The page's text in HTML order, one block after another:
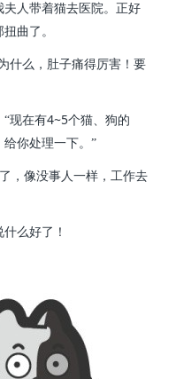
人带着猫去医院。正好
曲了。
什么，肚子痛得厉害！要
“现在有4~5个猫、狗的
你处理一下。”
，像没事人一样，工作去
么好了！